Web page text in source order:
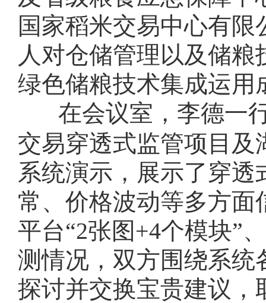
国家稻米交易中心有
人对仓储管理以及储
绿色储粮技术集成运用
在会议室，李德一
交易穿透式监管项目
系统演示，展示了穿
常、价格波动等多方
平台“2张图+4个模块”
测情况，双方围绕系统
探讨并交换宝贵建议，